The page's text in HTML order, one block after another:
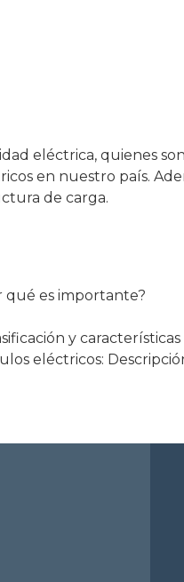
eléctrica, quienes
en nuestro país.
de carga.
qué es importante?
y características
eléctricos: